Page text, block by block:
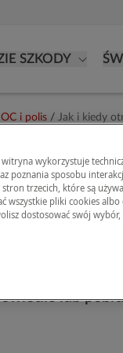
SZKODY
i polis / Jak i kiedy
mail wskazany
po
lub
witryna wykorzystuje
poznania sposobu
trzecich, które są
wszystkie pliki cookies
dostosować swój